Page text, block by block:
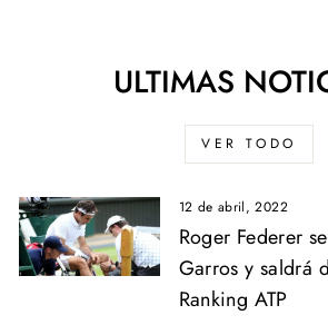
ULTIMAS
VER TODO
12 de abril, 2022
Roger Federer
Garros y saldrá
Ranking ATP